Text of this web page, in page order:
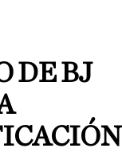
DE BJ